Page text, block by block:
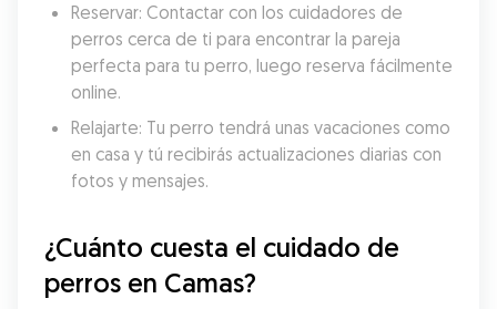
Reservar: Contactar con los cuidadores de
perros cerca de ti para encontrar la pareja
perfecta para tu perro, luego reserva fácilmente
online.
Relajarte: Tu perro tendrá unas vacaciones como
en casa y tú recibirás actualizaciones diarias con
fotos y mensajes.
¿Cuánto cuesta el cuidado de
perros en Camas?